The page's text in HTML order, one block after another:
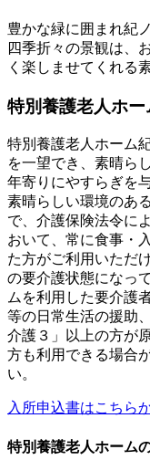
豊かな緑に囲まれ紀
四季折々の景観は、
く楽しませてくれる
特別養護老人ホー
特別養護老人ホーム
を一望でき、素晴ら
年寄りにやすらぎを
素晴らしい環境のあ
で、介護保険法令に
おいて、常に食事・
た方がご利用いただ
の要介護状態になっ
ムを利用した要介護
等の日常生活の援助
介護３」以上の方が
方も利用できる場合
い。
入所申込書はこちら
特別養護老人ホーム